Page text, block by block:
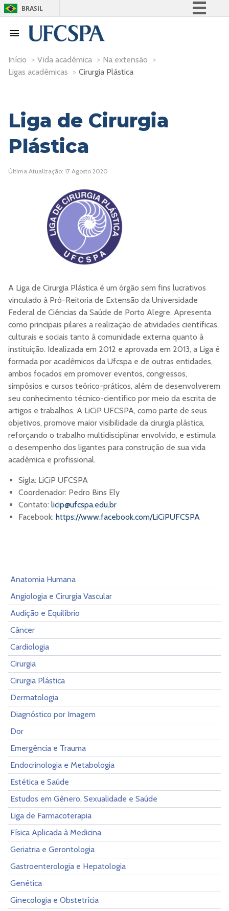
BRASIL
Participe
Acesso à informação
Início > Vida acadêmica > Na extensão >
Ligas acadêmicas > Cirurgia Plástica
Liga de Cirurgia
Plástica
Última Atualização: 17 Agosto 2020
A Liga de Cirurgia Plástica é um órgão sem fins lucrativos
vinculado à Pró-Reitoria de Extensão da Universidade
Federal de Ciências da Saúde de Porto Alegre. Apresenta
como principais pilares a realização de atividades científicas,
culturais e sociais tanto à comunidade externa quanto à
instituição. Idealizada em 2012 e aprovada em 2013, a Liga é
formada por acadêmicos da Ufcspa e de outras entidades,
ambos focados em promover eventos, congressos,
simpósios e cursos teórico-práticos, além de desenvolverem
seu conhecimento técnico-científico por meio da escrita de
artigos e trabalhos. A LiCiP UFCSPA, como parte de seus
objetivos, promove maior visibilidade da cirurgia plástica,
reforçando o trabalho multidisciplinar envolvido, e estimula
o desempenho dos ligantes para construção de sua vida
acadêmica e profissional.
Sigla: LiCiP UFCSPA
Coordenador: Pedro Bins Ely
Contato: licip@ufcspa.edu.br
Facebook: https://www.facebook.com/LiCiPUFCSPA
Anatomia Humana
Angiologia e Cirurgia Vascular
Audição e Equilíbrio
Câncer
Cardiologia
Cirurgia
Cirurgia Plástica
Dermatologia
Diagnóstico por Imagem
Dor
Emergência e Trauma
Endocrinologia e Metabologia
Estética e Saúde
Estudos em Gênero, Sexualidade e Saúde
Liga de Farmacoterapia
Física Aplicada à Medicina
Geriatria e Gerontologia
Gastroenterologia e Hepatologia
Genética
Ginecologia e Obstetrícia